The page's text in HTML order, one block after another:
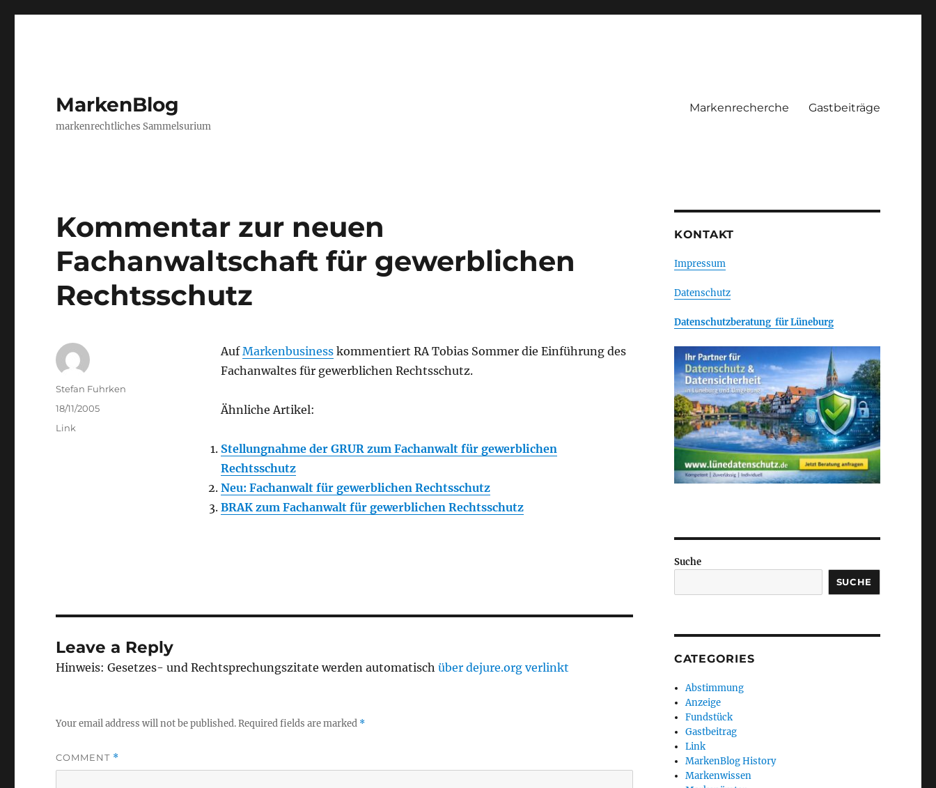
MarkenBlog
markenrechtliches Sammelsurium
Markenrecherche Gastbeiträge
Kommentar zur neuen
Fachanwaltschaft für gewerblichen
Rechtsschutz
AufMarkenbusinesskommentiert RA Tobias Sommer die Einführung des
Fachanwaltes für gewerblichen Rechtsschutz.
Ähnliche Artikel:
Stellungnahme der GRUR zum Fachanwalt für gewerblichen
Rechtsschutz
Neu: Fachanwalt für gewerblichen Rechtsschutz
BRAK zum Fachanwalt für gewerblichen Rechtsschutz
Author
Stefan Fuhrken
Posted
on
18/11/2005
Categories
Link
Leave a Reply
Hinweis: Gesetzes- und Rechtsprechungszitate werden automatischüber dejure.org verlinkt
Your email address will not be published.Required fields are marked *
COMMENT *
KONTAKT
Impressum
Datenschutz
Datenschutzberatung für Lüneburg
Suche
SUCHE
CATEGORIES
Abstimmung
Anzeige
Fundstück
Gastbeitrag
Link
MarkenBlog History
Markenwissen